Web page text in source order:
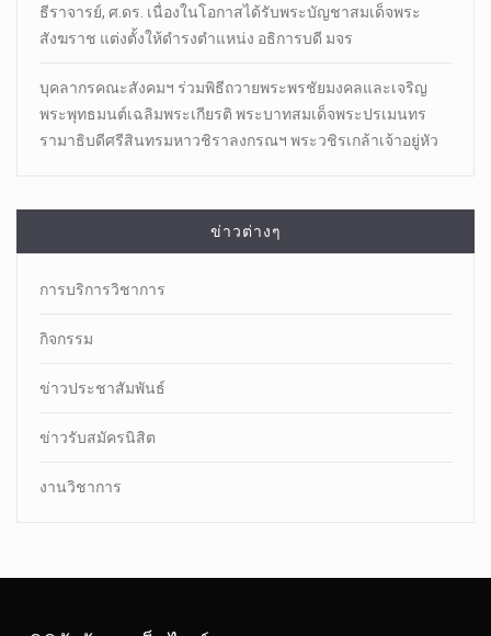
ธีราจารย์, ศ.ดร. เนื่องในโอกาสได้รับพระบัญชาสมเด็จพระ
สังฆราช แต่งตั้งให้ดำรงตำแหน่ง อธิการบดี มจร
บุคลากรคณะสังคมฯ ร่วมพิธีถวายพระพรชัยมงคลและเจริญ
พระพุทธมนต์เฉลิมพระเกียรติ พระบาทสมเด็จพระปรเมนทร
รามาธิบดีศรีสินทรมหาวชิราลงกรณฯ พระวชิรเกล้าเจ้าอยู่หัว
ข่าวต่างๆ
การบริการวิชาการ
กิจกรรม
ข่าวประชาสัมพันธ์
ข่าวรับสมัครนิสิต
งานวิชาการ